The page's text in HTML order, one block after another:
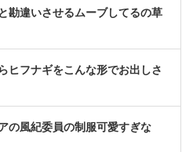
勘違いさせるムーブしてるの草
ヒフナギをこんな形でお出しさ
の風紀委員の制服可愛すぎな